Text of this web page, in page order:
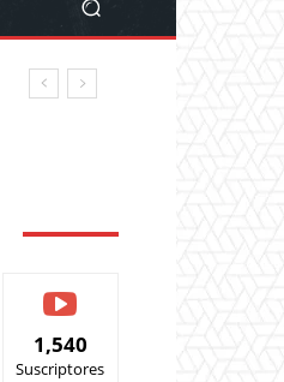
1,540
Suscriptores